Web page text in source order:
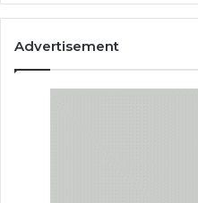
Advertisement